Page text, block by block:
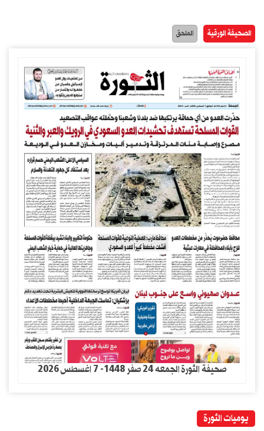
الصحيفة الورقية الملحق
صحيفة الثورة الجمعه 24 صفر 1448- 7 اغسطس 2026
يوميات الثورة